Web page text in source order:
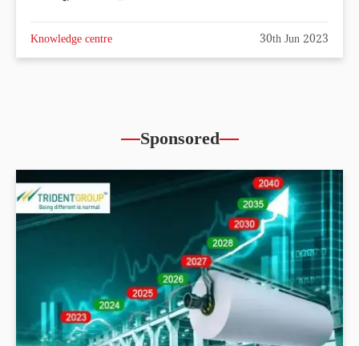
Knowledge centre 30th Jun 2023
Sponsored